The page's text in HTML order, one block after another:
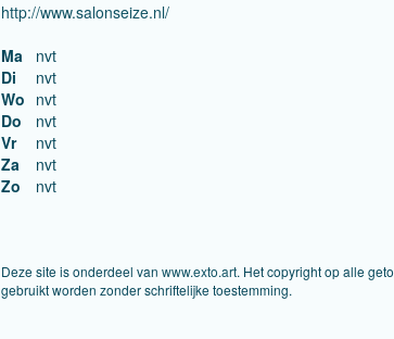
http://www.salonseize.nl/
Ma
nvt
Di
nvt
Wo nvt
Do
nvt
Vr
nvt
Za
nvt
Zo
nvt
Deze site is onderdeel van www.exto.art. Het copyright op alle
gebruikt worden zonder schriftelijke toestemming.